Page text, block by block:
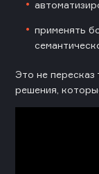
применять
Это не пересказ
решения,